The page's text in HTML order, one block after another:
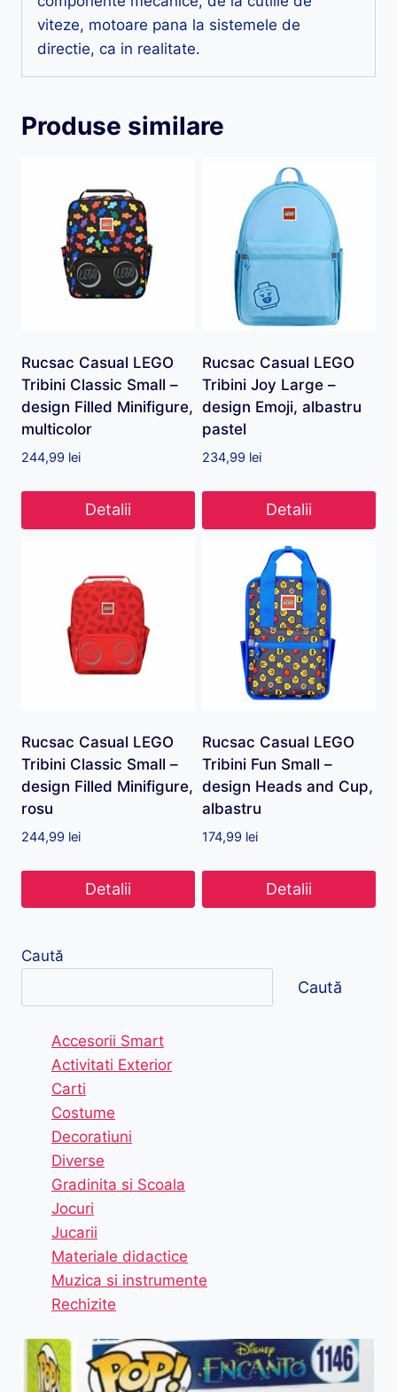
viteze, motoare pana la sistemele de
directie, ca in realitate.
Produse similare
Rucsac Casual LEGO
Tribini Classic Small –
design Filled Minifigure,
multicolor
244,99 lei
Detalii
Rucsac Casual LEGO
Tribini Joy Large –
design Emoji, albastru
pastel
234,99 lei
Detalii
Rucsac Casual LEGO
Tribini Classic Small –
design Filled Minifigure,
rosu
244,99 lei
Detalii
Rucsac Casual LEGO
Tribini Fun Small –
design Heads and Cup,
albastru
174,99 lei
Detalii
Caută
Caută
Accesorii Smart
Activitati Exterior
Carti
Costume
Decoratiuni
Diverse
Gradinita si Scoala
Jocuri
Jucarii
Materiale didactice
Muzica si instrumente
Rechizite